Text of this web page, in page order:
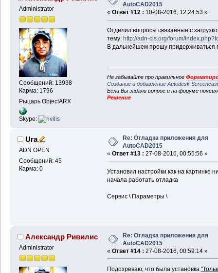
Administrator
Сообщений: 13938
Карма: 1796
Рыцарь ObjectARX
Skype:
AutoCAD2015
« Ответ #12 : 10-08-2016, 12:24:53 »
Отделил вопросы связанные с
тему: http://adn-cis.org/forum/
В дальнейшем прошу придерживаться
Не забывайте про правильное
Создание и добавление Autodesk
Если Вы задали вопрос и на форуме
Решение
Ura
ADN OPEN
Сообщений: 45
Карма: 0
Re: Отладка приложения для
AutoCAD2015
« Ответ #13 : 27-08-2016, 00:55:56 »
Установил настройки как на картинке
начала работать отладка
Сервис \ Параметры \
Александр Ривилис
Administrator
Re: Отладка приложения для
AutoCAD2015
« Ответ #14 : 27-08-2016, 00:59:14 »
Подозреваю, что была установка